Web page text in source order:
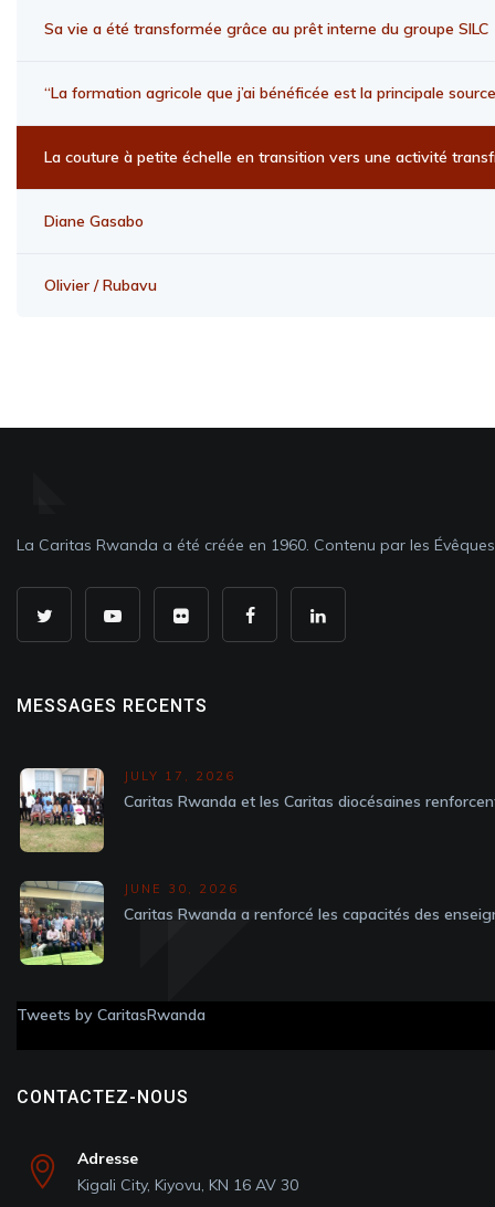
Sa vie a été transformée grâce au prêt interne du groupe SILC
“La formation agricole que j’ai bénéficée est la principale
La couture à petite échelle en transition vers une activité
Diane Gasabo
Olivier / Rubavu
La Caritas Rwanda a été créée en 1960. Contenu par les
MESSAGES RECENTS
JULY 17, 2026
Caritas Rwanda et les Caritas diocésaines
JUNE 30, 2026
Caritas Rwanda a renforcé les capacités des
Tweets by CaritasRwanda
CONTACTEZ-NOUS
Adresse
Kigali City, Kiyovu, KN 16 AV 30